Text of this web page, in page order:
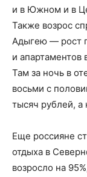
и в Южном и в
Также возрос
Адыгею — рост
и апартаментов
Там за ночь в
восьми с
тысяч рублей, а
Еще россияне
отдыха в
возросло на